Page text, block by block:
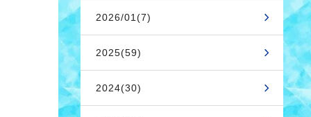
2026/01(7)
2025(59)
2024(30)